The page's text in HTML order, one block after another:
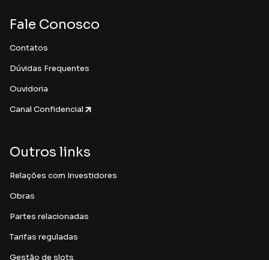
Fale Conosco
Contatos
Dúvidas Frequentes
Ouvidoria
Canal Confidencial
Outros links
Relações com Investidores
Obras
Partes relacionadas
Tarifas reguladas
Gestão de slots